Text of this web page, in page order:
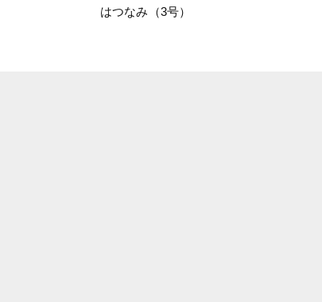
はつなみ（3号）